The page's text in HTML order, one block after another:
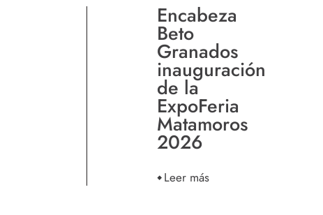
Encabeza
Beto
Granados
inauguración
de la
ExpoFeria
Matamoros
2026
Leer más